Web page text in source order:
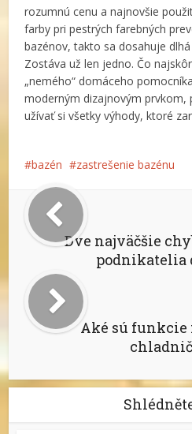
rozumnú cenu a najnovšie
farby pri pestrých farebných
bazénov, takto sa dosahuje
Zostáva už len jedno. Čo
„nemého“ domáceho
moderným dizajnovým prvkom,
užívať si všetky výhody, ktoré
bazén zastrešenie bazénu
Dve najväčšie
podnikatelia
Aké sú funkcie